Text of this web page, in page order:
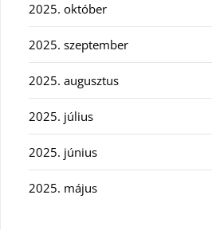
2025. október
2025. szeptember
2025. augusztus
2025. július
2025. június
2025. május